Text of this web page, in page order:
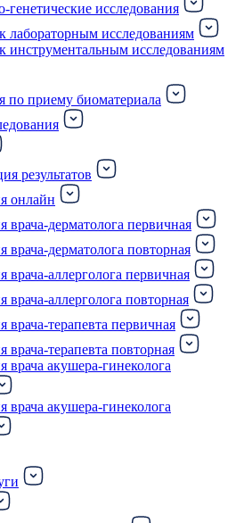
генетические исследования
лабораторным исследованиям
инструментальным исследованиям
по приему биоматериала
результатов
онлайн
врача-дерматолога первичная
врача-дерматолога повторная
врача-аллерголога первичная
врача-аллерголога повторная
врача-терапевта первичная
врача-терапевта повторная
врача акушера-гинеколога
врача акушера-гинеколога